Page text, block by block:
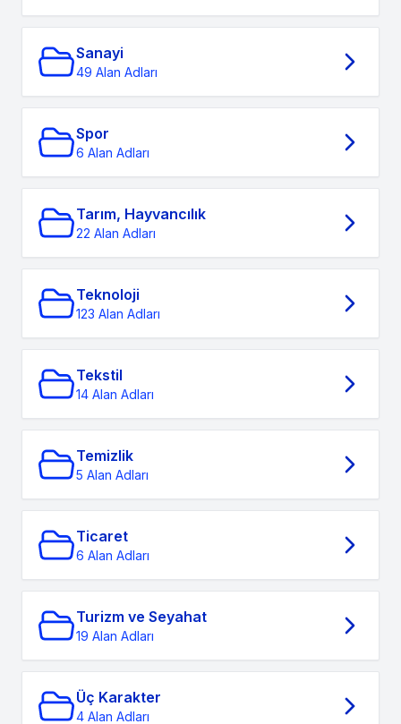
Sanayi
49 Alan Adları
Spor
6 Alan Adları
Tarım, Hayvancılık
22 Alan Adları
Teknoloji
123 Alan Adları
Tekstil
14 Alan Adları
Temizlik
5 Alan Adları
Ticaret
6 Alan Adları
Turizm ve Seyahat
19 Alan Adları
Üç Karakter
4 Alan Adları